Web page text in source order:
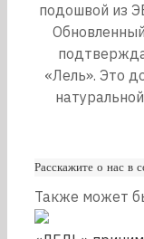
подошвой из
«Лель». Это
Расскажите о нас в
Также может